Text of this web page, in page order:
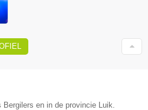
en in de provincie Luik.